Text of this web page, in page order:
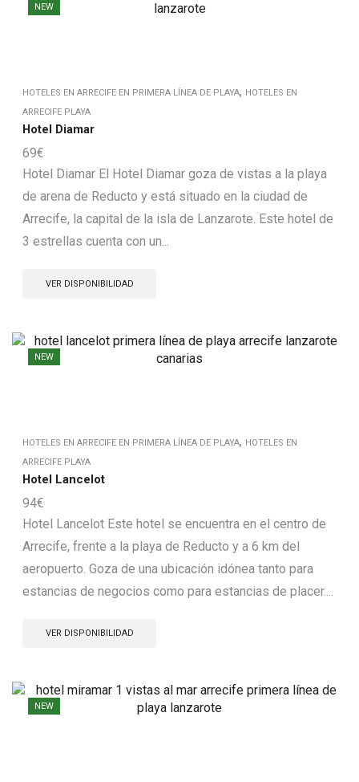
NEW
HOTELES EN ARRECIFE EN PRIMERA LÍNEA DE PLAYA, HOTELES EN
ARRECIFE PLAYA
Hotel Diamar
69€
Hotel Diamar El Hotel Diamar goza de vistas a la playa
de arena de Reducto y está situado en la ciudad de
Arrecife, la capital de la isla de Lanzarote. Este hotel de
3 estrellas cuenta con un...
VER DISPONIBILIDAD
NEW
HOTELES EN ARRECIFE EN PRIMERA LÍNEA DE PLAYA, HOTELES EN
ARRECIFE PLAYA
Hotel Lancelot
94€
Hotel Lancelot Este hotel se encuentra en el centro de
Arrecife, frente a la playa de Reducto y a 6 km del
aeropuerto. Goza de una ubicación idónea tanto para
estancias de negocios como para estancias de placer....
VER DISPONIBILIDAD
NEW